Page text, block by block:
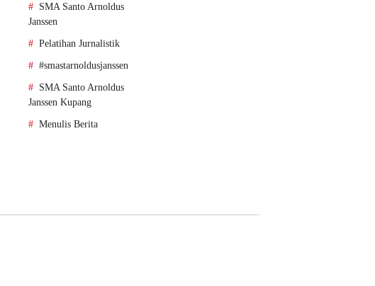
SMA Santo Arnoldus
Janssen
Pelatihan Jurnalistik
#smastarnoldusjanssen
SMA Santo Arnoldus
Janssen Kupang
Menulis Berita